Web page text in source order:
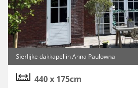
Sierlijke dakkapel in Anna Paulowna
440 x 175cm